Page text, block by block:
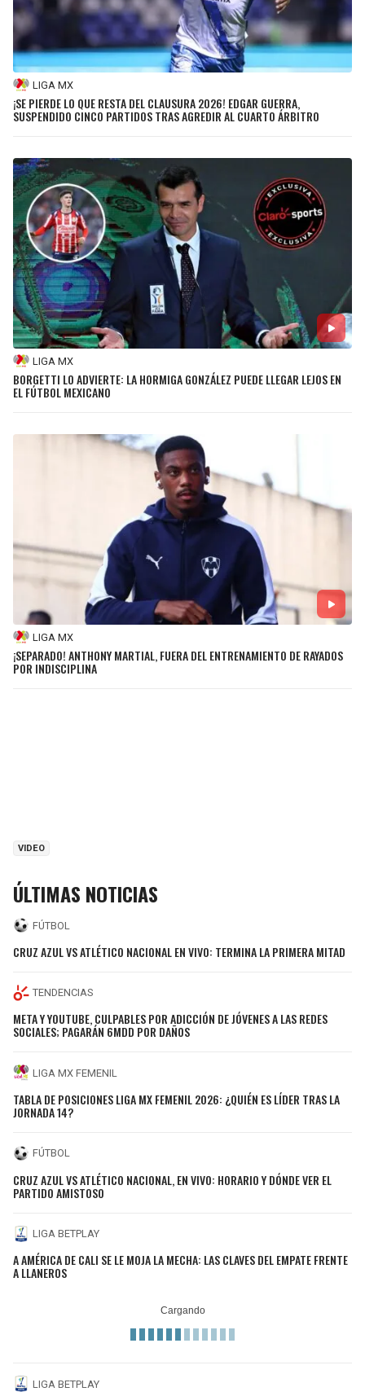
LIGA MX
¡SE PIERDE LO QUE RESTA DEL CLAUSURA 2026! EDGAR GUERRA,
SUSPENDIDO CINCO PARTIDOS TRAS AGREDIR AL CUARTO ÁRBITRO
LIGA MX
BORGETTI LO ADVIERTE: LA HORMIGA GONZÁLEZ PUEDE LLEGAR LEJOS EN
EL FÚTBOL MEXICANO
LIGA MX
¡SEPARADO! ANTHONY MARTIAL, FUERA DEL ENTRENAMIENTO DE RAYADOS
POR INDISCIPLINA
VIDEO
ÚLTIMAS NOTICIAS
FÚTBOL
CRUZ AZUL VS ATLÉTICO NACIONAL EN VIVO: TERMINA LA PRIMERA MITAD
TENDENCIAS
META Y YOUTUBE, CULPABLES POR ADICCIÓN DE JÓVENES A LAS REDES
SOCIALES; PAGARÁN 6MDD POR DAÑOS
LIGA MX FEMENIL
TABLA DE POSICIONES LIGA MX FEMENIL 2026: ¿QUIÉN ES LÍDER TRAS LA
JORNADA 14?
FÚTBOL
CRUZ AZUL VS ATLÉTICO NACIONAL, EN VIVO: HORARIO Y DÓNDE VER EL
PARTIDO AMISTOSO
LIGA BETPLAY
A AMÉRICA DE CALI SE LE MOJA LA MECHA: LAS CLAVES DEL EMPATE FRENTE
A LLANEROS
LIGA BETPLAY